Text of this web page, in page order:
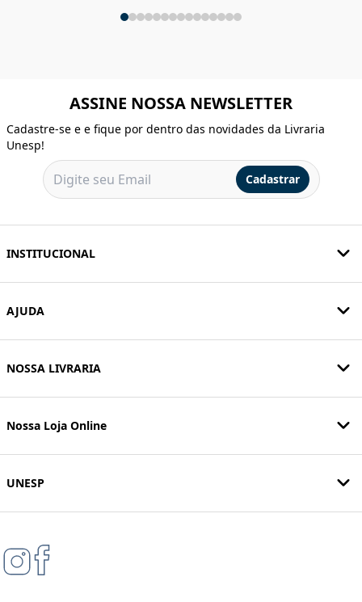
ASSINE NOSSA NEWSLETTER
Cadastre-se e e fique por dentro das novidades da Livraria
Unesp!
Cadastrar
INSTITUCIONAL
AJUDA
NOSSA LIVRARIA
Nossa Loja Online
UNESP